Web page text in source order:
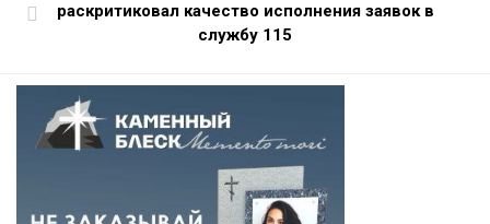
раскритиковал качество исполнения заявок в
службу 115